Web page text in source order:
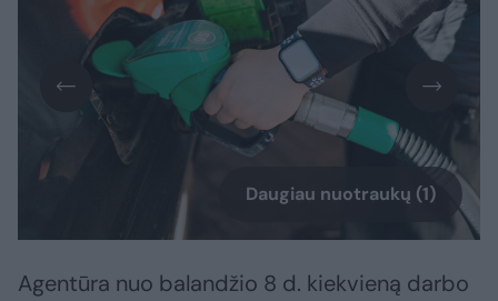
Daugiau nuotraukų (1)
Agentūra nuo balandžio 8 d. kiekvieną darbo